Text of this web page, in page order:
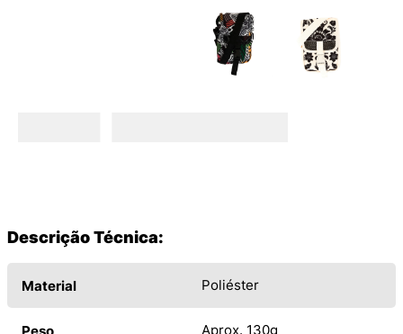
Descrição Técnica:
Material Poliéster
Aprox. 130g